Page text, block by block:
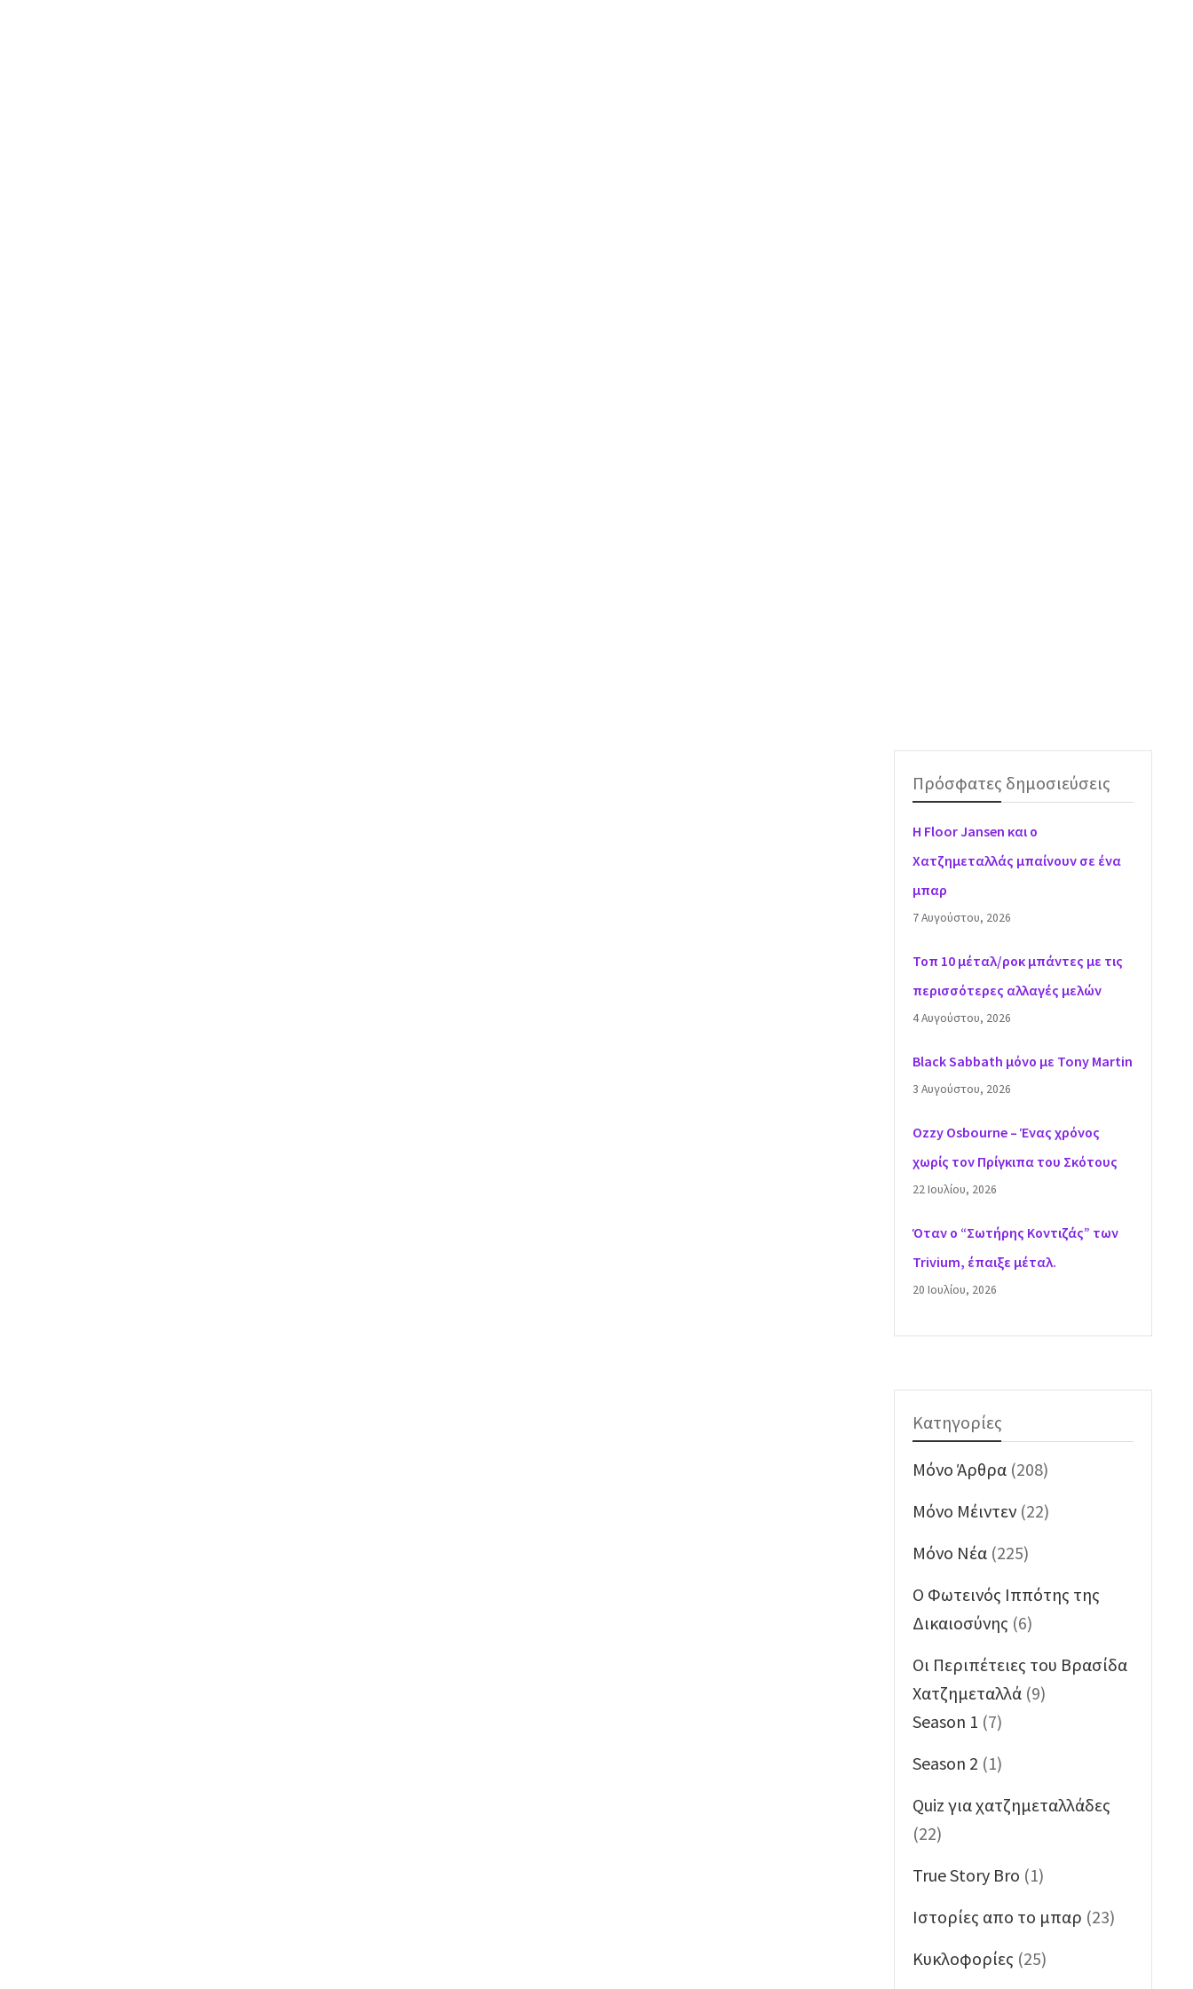
Πρόσφατες δημοσιεύσεις
H Floor Jansen και ο
Χατζημεταλλάς μπαίνουν σε ένα
μπαρ
7 Αυγούστου, 2026
Τοπ 10 μέταλ/ροκ μπάντες με τις
περισσότερες αλλαγές μελών
4 Αυγούστου, 2026
Black Sabbath μόνο με Tony Martin
3 Αυγούστου, 2026
Ozzy Osbourne – Ένας χρόνος
χωρίς τον Πρίγκιπα του Σκότους
22 Ιουλίου, 2026
Όταν ο “Σωτήρης Κοντιζάς” των
Trivium, έπαιξε μέταλ.
20 Ιουλίου, 2026
Κατηγορίες
Mόνο Άρθρα (208)
Mόνο Μέιντεν (22)
Mόνο Νέα (225)
O Φωτεινός Ιππότης της
Δικαιοσύνης (6)
Oι Περιπέτειες του Βρασίδα
Χατζημεταλλά (9)
Season 1 (7)
Season 2 (1)
Quiz για χατζημεταλλάδες
(22)
True Story Bro (1)
Ιστορίες απο το μπαρ (23)
Κυκλοφορίες (25)